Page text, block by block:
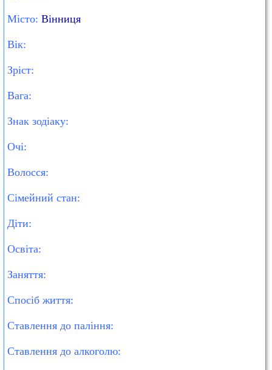
Місто: Вінниця
Вік:
Зріст:
Вага:
Знак зодіаку:
Очі:
Волосся:
Сімейний стан:
Діти:
Освіта:
Заняття:
Спосіб життя:
Ставлення до паління:
Ставлення до алкоголю: